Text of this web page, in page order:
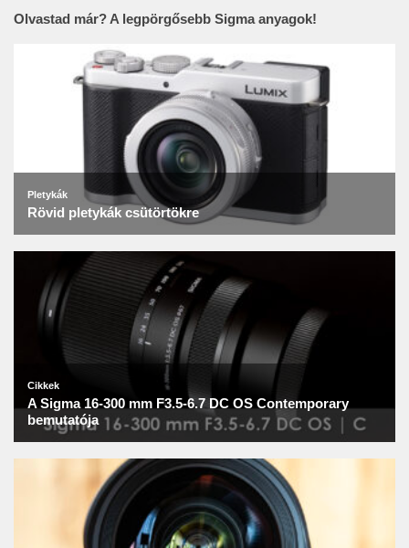
Olvastad már? A legpörgősebb Sigma anyagok!